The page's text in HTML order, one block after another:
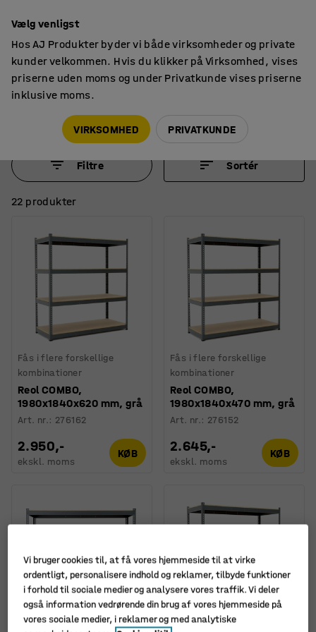
Filtre Sortér
22 produkter
Fås i flere forskellige
kombinationer
Reol COMBO,
1980x1840x620 mm, grå
Art. nr.: 276162
2.950,-
ekskl. moms
KØB
Fås i flere forskellige
kombinationer
Reol COMBO,
1980x1840x470 mm, grå
Art. nr.: 276152
2.645,-
ekskl. moms
KØB
Fås i flere forskellige
Fås i flere forskellige
Vælg venligst
Hos AJ Produkter byder vi både virksomheder og private
kunder velkommen. Hvis du klikker på Virksomhed, vises
priserne uden moms og under Privatkunde vises priserne
inklusive moms.
VIRKSOMHED PRIVATKUNDE
Vi bruger cookies til, at få vores hjemmeside til at virke
ordentligt, personalisere indhold og reklamer, tilbyde funktioner
i forhold til sociale medier og analysere vores traffik. Vi deler
også information vedrørende din brug af vores hjemmeside på
vores sociale medier, i reklamer og med analytiske